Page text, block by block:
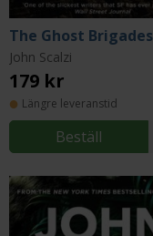
The Ghost Brigades
John Scalzi
179 kr
Längre leveranstid
Beställ